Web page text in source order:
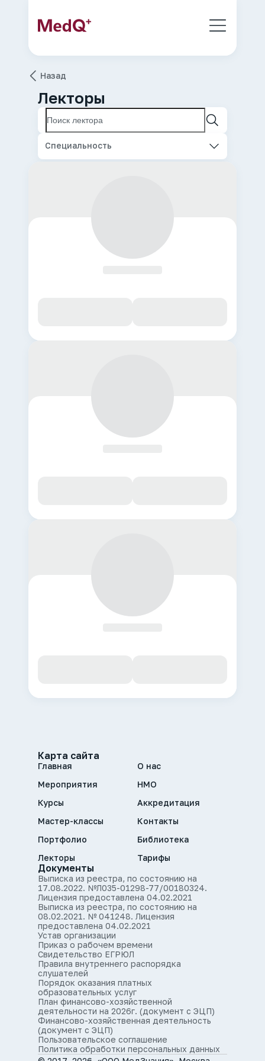
Назад
Лекторы
Специальность
Карта сайта
Главная
Мероприятия
Курсы
Мастер-классы
Портфолио
Лекторы
О нас
НМО
Аккредитация
Контакты
Библиотека
Тарифы
Документы
Выписка из реестра, по состоянию на
17.08.2022. №Л035-01298-77/00180324.
Лицензия предоставлена 04.02.2021
Выписка из реестра, по состоянию на
08.02.2021. № 041248. Лицензия
предоставлена 04.02.2021
Устав организации
Приказ о рабочем времени
Свидетельство ЕГРЮЛ
Правила внутреннего распорядка
слушателей
Порядок оказания платных
образовательных услуг
План финансово-хозяйственной
деятельности на 2026г. (документ с ЭЦП)
Финансово-хозяйственная деятельность
(документ с ЭЦП)
Пользовательское соглашение
Политика обработки персональных данных